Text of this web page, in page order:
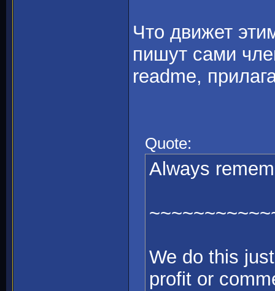
Что движет
пишут сами
readme,
Quote:
Always
We do this
profit or